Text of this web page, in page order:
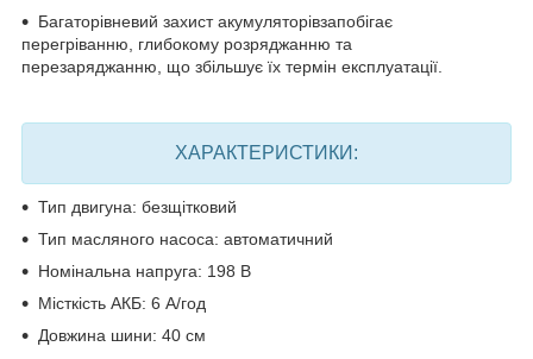
Багаторівневий захист акумуляторівзапобігає
перегріванню, глибокому розряджанню та
перезаряджанню, що збільшує їх термін експлуатації.
ХАРАКТЕРИСТИКИ:
Тип двигуна: безщітковий
Тип масляного насоса: автоматичний
Номінальна напруга: 198 В
Місткість АКБ: 6 А/год
Довжина шини: 40 см